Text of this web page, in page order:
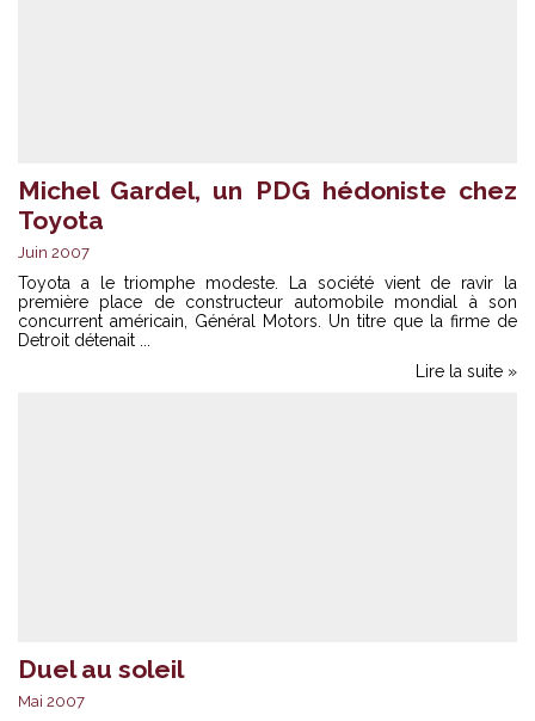
Michel Gardel, un PDG hédoniste chez
Toyota
Juin 2007
Toyota a le triomphe modeste. La société vient de ravir la
première place de constructeur automobile mondial à son
concurrent américain, Général Motors. Un titre que la firme de
Detroit détenait ...
Lire la suite »
Duel au soleil
Mai 2007